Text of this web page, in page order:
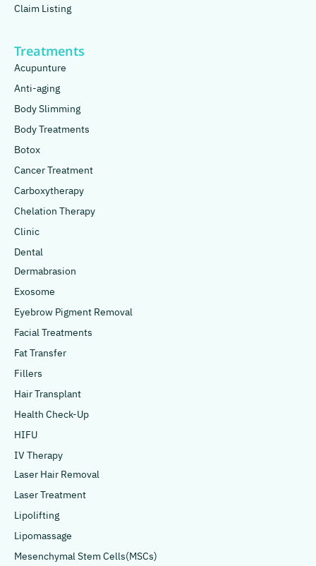
Claim Listing
Treatments
Acupunture
Anti-aging
Body Slimming
Body Treatments
Botox
Cancer Treatment
Carboxytherapy
Chelation Therapy
Clinic
Dental
Dermabrasion
Exosome
Eyebrow Pigment Removal
Facial Treatments
Fat Transfer
Fillers
Hair Transplant
Health Check-Up
HIFU
IV Therapy
Laser Hair Removal
Laser Treatment
Lipolifting
Lipomassage
Mesenchymal Stem Cells(MSCs)